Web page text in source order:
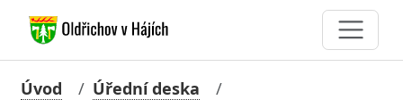
Úvod
Úřední deska